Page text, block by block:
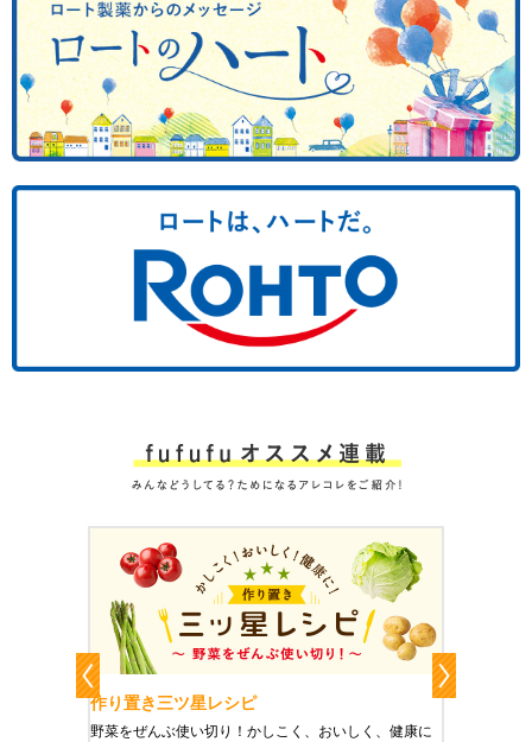
作り置き三ツ星レシピ
野菜をぜんぶ使い切り！かしこく、おいしく、健康に